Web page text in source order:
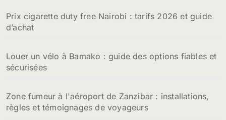
e
r
Prix cigarette duty free Nairobi : tarifs 2026 et guide
d’achat
Louer un vélo à Bamako : guide des options fiables et
sécurisées
Zone fumeur à l'aéroport de Zanzibar : installations,
règles et témoignages de voyageurs